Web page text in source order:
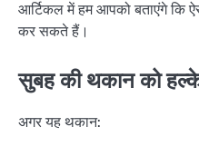
आर्टिकल में हम आपको बताएंगे कि
कर सकते हैं।
सुबह की थकान को
अगर यह थकान: